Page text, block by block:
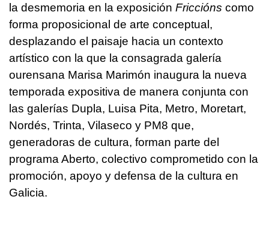
la desmemoria en la exposición Friccións como
forma proposicional de arte conceptual,
desplazando el paisaje hacia un contexto
artístico con la que la consagrada galería
ourensana Marisa Marimón inaugura la nueva
temporada expositiva de manera conjunta con
las galerías Dupla, Luisa Pita, Metro, Moretart,
Nordés, Trinta, Vilaseco y PM8 que,
generadoras de cultura, forman parte del
programa Aberto, colectivo comprometido con la
promoción, apoyo y defensa de la cultura en
Galicia.